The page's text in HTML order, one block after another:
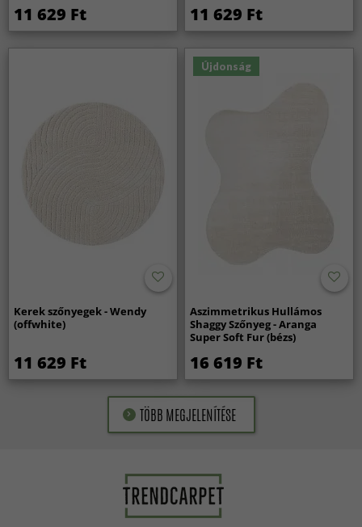
11 629 Ft 11 629 Ft
Kerek szőnyegek - Wendy
(offwhite)
11 629 Ft
Újdonság
Aszimmetrikus Hullámos
Shaggy Szőnyeg - Aranga
Super Soft Fur (bézs)
16 619 Ft
TÖBB MEGJELENÍTÉSE